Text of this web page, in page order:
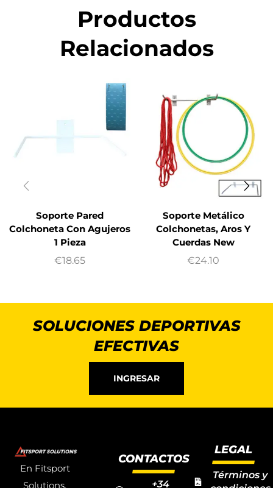
Productos
Relacionados
Soporte Pared
Colchoneta Con Agujeros
1 Pieza
€18.65
Soporte Metálico
Colchonetas, Aros Y
Cuerdas New
€24.10
SOLUCIONES DEPORTIVAS
EFECTIVAS
INGRESAR
En Fitsport
Solutions,
CONTACTOS
+34
LEGAL
Términos y